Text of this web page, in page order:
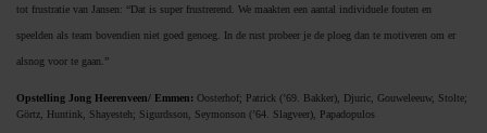
tot frustratie van Jansen: “Dat is super frustrerend. We maakten een aantal individuele fouten en
speelden als team bovendien niet goed genoeg. In de rust probeer je de ploeg dan te motiveren om er
alsnog voor te gaan.”
Opstelling Jong Heerenveen/ Emmen: Oosterhof; Patrick (’69. Bakker), Djuric, Gouweleeuw, Stolte;
Görtz, Huntink, Shayesteh; Sigurdsson, Seymonson (’64. Slagveer), Papadopulos